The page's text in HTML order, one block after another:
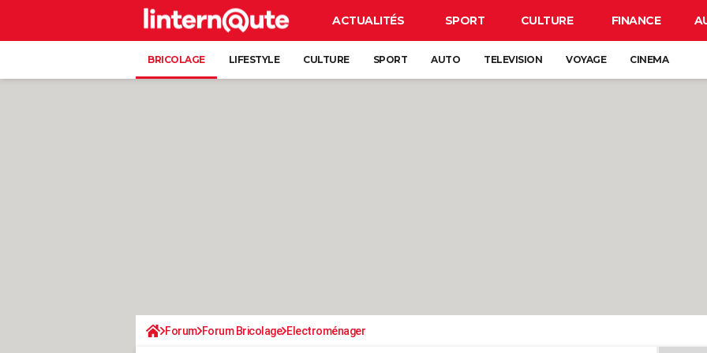
ACTUALITÉS SPORT CULTURE FINANCE
BRICOLAGE LIFESTYLE CULTURE SPORT AUTO TELEVISION VOYAGE CINEMA
Forum Forum Bricolage Electroménager